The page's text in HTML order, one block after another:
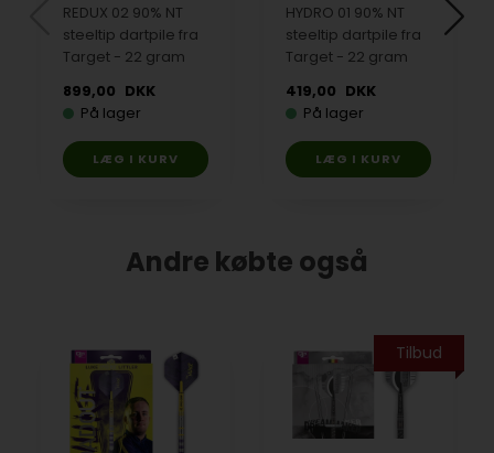
REDUX 02 90% NT
steeltip dartpile fra
Target - 22 gram
899,00 DKK
På lager
HYDRO 01 90% NT
steeltip dartpile fra
Target - 22 gram
419,00 DKK
På lager
Andre købte også
Tilbud